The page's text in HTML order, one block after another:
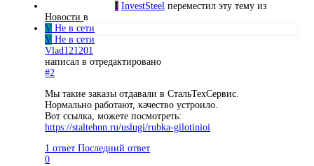
I InvestSteel переместил эту тему из
Новости в
V Не в сети
V Не в сети
Vlad121201
написал в отредактировано
#2
Мы такие заказы отдавали в СтальТехСервис.
Нормально работают, качество устроило.
Вот ссылка, можете посмотреть:
https://staltehnn.ru/uslugi/rubka-gilotinioi
1 ответ Последний ответ
0